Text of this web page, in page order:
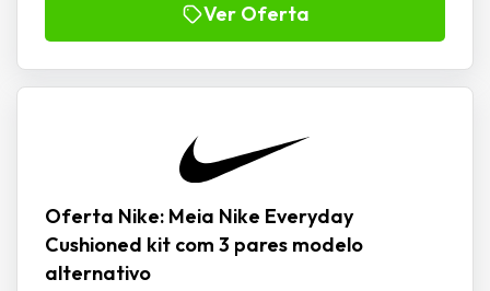
Ver Oferta
Oferta Nike: Meia Nike Everyday
Cushioned kit com 3 pares modelo
alternativo